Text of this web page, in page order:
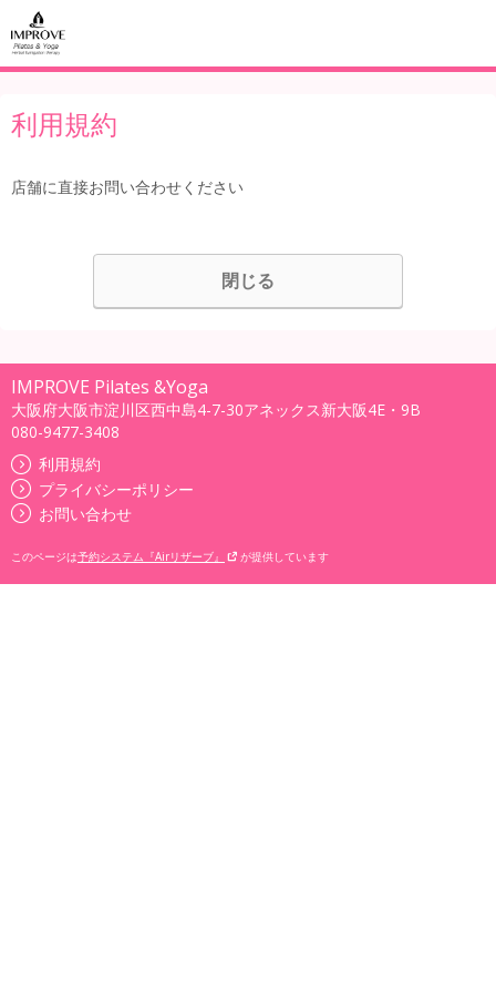
利用規約
店舗に直接お問い合わせください
閉じる
IMPROVE Pilates &Yoga
大阪府大阪市淀川区西中島4-7-30アネックス新大阪4E・9B
080-9477-3408
利用規約
プライバシーポリシー
お問い合わせ
このページは予約システム『Airリザーブ』 が提供しています